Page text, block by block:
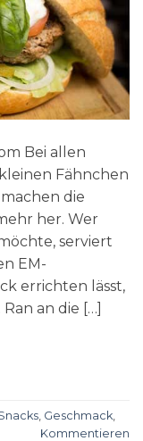
Bei allen
Fähnchen
die
her. Wer
serviert
EM-
errichten lässt,
an die […]
Geschmack
Kommentieren